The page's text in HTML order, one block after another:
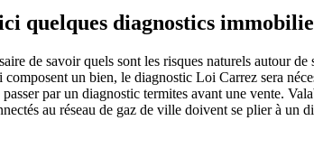
quelques diagnostics
de savoir quels sont les risques naturels autour
un bien, le diagnostic Loi Carrez sera
par un diagnostic termites avant une vente.
au réseau de gaz de ville doivent se plier à un